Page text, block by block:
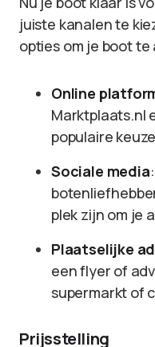
juiste kanalen te
opties om je boot
Online
Marktplaats.nl
populaire
Sociale media
plek zijn om je
Plaatselijke
een flyer of
supermarkt of
Prijsstelling